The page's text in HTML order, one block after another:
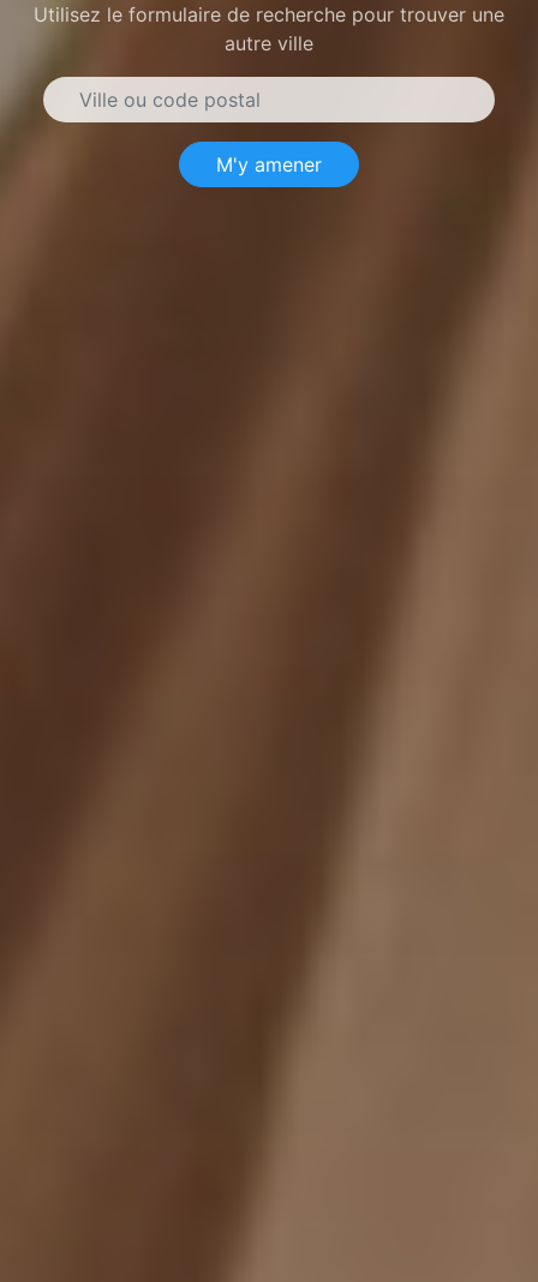
Utilisez le formulaire de recherche pour trouver une
autre ville
M'y amener